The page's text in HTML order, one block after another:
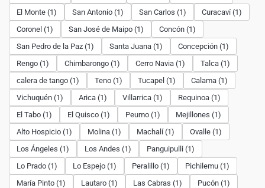
El Monte (1)
San Antonio (1) San Carlos (1)
Curacaví (1)
Coronel (1)
San José de Maipo (1)
Concón (1)
San Pedro de la Paz (1)
Santa Juana (1)
Concepción (1)
Rengo (1)
Chimbarongo (1) Cerro Navia (1)
Talca (1)
calera de tango (1)
Teno (1) Tucapel (1)
Calama (1)
Vichuquén (1)
Arica (1) Villarrica (1)
Requinoa (1)
El Tabo (1)
El Quisco (1) Peumo (1)
Mejillones (1)
Alto Hospicio (1)
Molina (1) Machalí (1)
Ovalle (1)
Los Ángeles (1)
Los Andes (1)
Panguipulli (1)
Lo Prado (1)
Lo Espejo (1) Peralillo (1)
Pichilemu (1)
María Pinto (1)
Lautaro (1) Las Cabras (1)
Pucón (1)